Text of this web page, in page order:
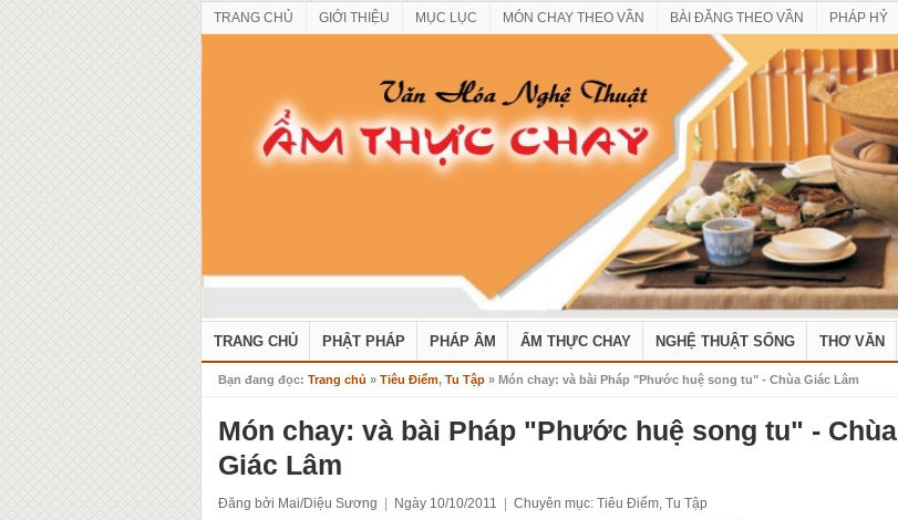
TRANG CHỦ GIỚI THIỆU MỤC LỤC MÓN CHAY THEO VẦN BÀI ĐĂNG THEO VẦN PHÁP HỶ
TRANG CHỦ PHẬT PHÁP PHÁP ÂM ẨM THỰC CHAY NGHỆ THUẬT SỐNG THƠ VĂN
Bạn đang đọc: Trang chủ » Tiêu Điểm, Tu Tập» Món chay: và bài Pháp "Phước huệ song tu" - Chùa Giác Lâm
Món chay: và bài Pháp "Phước huệ song tu" - Chùa
Giác Lâm
Đăng bởi Mai/Diệu Sương Ngày 10/10/2011 Chuyên mục: Tiêu Điểm, Tu Tập